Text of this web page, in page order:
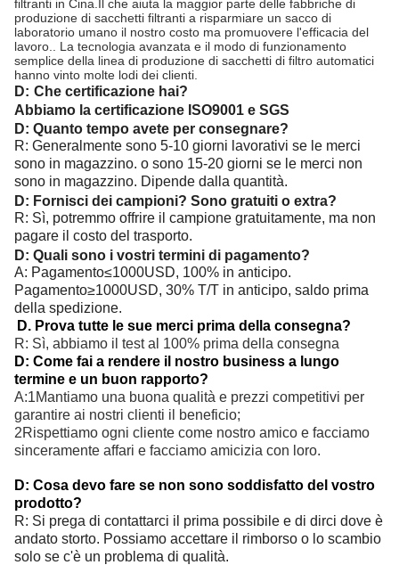
filtranti in Cina.Il che aiuta la maggior parte delle fabbriche di
produzione di sacchetti filtranti a risparmiare un sacco di
laboratorio umano il nostro costo ma promuovere l'efficacia del
lavoro.. La tecnologia avanzata e il modo di funzionamento
semplice della linea di produzione di sacchetti di filtro automatici
hanno vinto molte lodi dei clienti.
D: Che certificazione hai?
Abbiamo la certificazione ISO9001 e SGS
D: Quanto tempo avete per consegnare?
R: Generalmente sono 5-10 giorni lavorativi se le merci
sono in magazzino. o sono 15-20 giorni se le merci non
sono in magazzino. Dipende dalla quantità.
D: Fornisci dei campioni? Sono gratuiti o extra?
R: Sì, potremmo offrire il campione gratuitamente, ma non
pagare il costo del trasporto.
D: Quali sono i vostri termini di pagamento?
A: Pagamento≤1000USD, 100% in anticipo.
Pagamento≥1000USD, 30% T/T in anticipo, saldo prima
della spedizione.
D. Prova tutte le sue merci prima della consegna?
R: Sì, abbiamo il test al 100% prima della consegna
D: Come fai a rendere il nostro business a lungo
termine e un buon rapporto?
A:1Mantiamo una buona qualità e prezzi competitivi per
garantire ai nostri clienti il beneficio;
2Rispettiamo ogni cliente come nostro amico e facciamo
sinceramente affari e facciamo amicizia con loro.
D: Cosa devo fare se non sono soddisfatto del vostro
prodotto?
R: Si prega di contattarci il prima possibile e di dirci dove è
andato storto. Possiamo accettare il rimborso o lo scambio
solo se c'è un problema di qualità.